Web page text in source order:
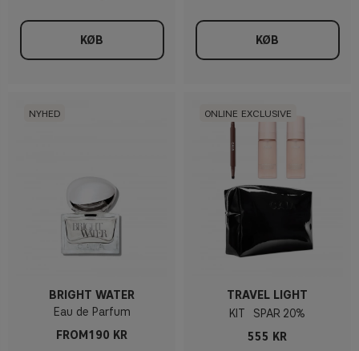
KØB KØB
NYHED
BRIGHT WATER
Eau de Parfum
FROM190 KR
ONLINE EXCLUSIVE
TRAVEL LIGHT
KIT
20%
555 KR